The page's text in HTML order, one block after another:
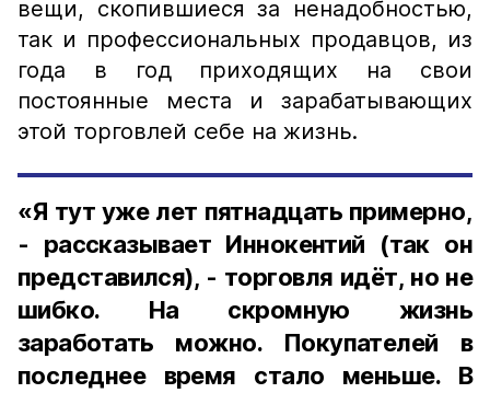
вещи, скопившиеся за ненадобностью,
так и профессиональных продавцов, из
года в год приходящих на свои
постоянные места и зарабатывающих
этой торговлей себе на жизнь.
«Я тут уже лет пятнадцать примерно,
- рассказывает Иннокентий (так он
представился), - торговля идёт, но не
шибко. На скромную жизнь
заработать можно. Покупателей в
последнее время стало меньше. В